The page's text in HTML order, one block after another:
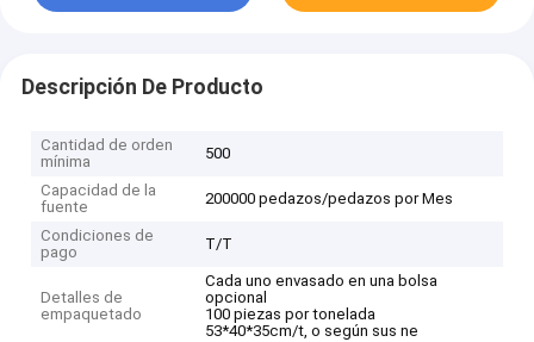
Descripción De Producto
Cantidad de orden
mínima
500
Capacidad de la
fuente
200000 pedazos/pedazos por Mes
Condiciones de
pago
T/T
Detalles de
empaquetado
Cada uno envasado en una bolsa
opcional
100 piezas por tonelada
53*40*35cm/t, o según sus ne